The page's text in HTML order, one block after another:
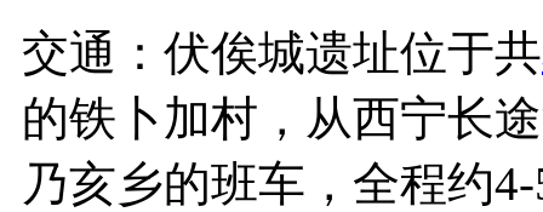
交通：伏俟城遗址位于共
的铁卜加村，从西宁长
乃亥乡的班车，全程约